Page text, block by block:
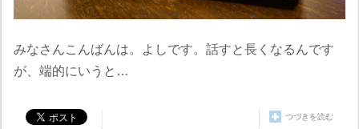
みなさんこんばんは。よしです。話すと長くなるんです
が、端的にいうと…
つづきを読む